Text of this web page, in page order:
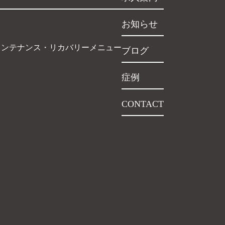
テナンス・リカバリーメニュー
お知らせ
ブログ
症例
CONTACT